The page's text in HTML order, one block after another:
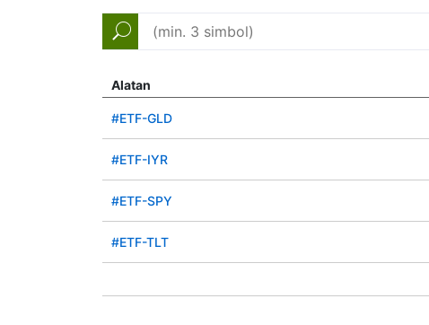
Alatan
#ETF-GLD
#ETF-IYR
#ETF-SPY
#ETF-TLT